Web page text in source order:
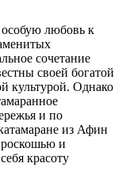
любовь к
сочетание
своей богатой
культурой. Однако
и по
из Афин
роскошью и
красоту